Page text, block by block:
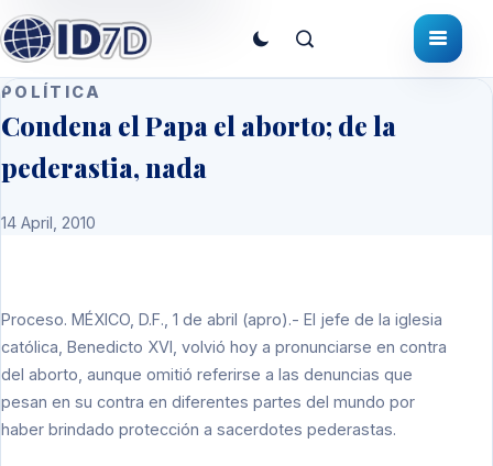
POLÍTICA
Condena el Papa el aborto; de la
pederastia, nada
14 April, 2010
Proceso. MÉXICO, D.F., 1 de abril (apro).- El jefe de la iglesia
católica, Benedicto XVI, volvió hoy a pronunciarse en contra
del aborto, aunque omitió referirse a las denuncias que
pesan en su contra en diferentes partes del mundo por
haber brindado protección a sacerdotes pederastas.